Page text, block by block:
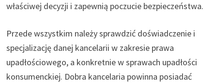
właściwej decyzji i zapewnią poczucie bezpieczeństwa.
Przede wszystkim należy sprawdzić doświadczenie i
specjalizację danej kancelarii w zakresie prawa
upadłościowego, a konkretnie w sprawach upadłości
konsumenckiej. Dobra kancelaria powinna posiadać